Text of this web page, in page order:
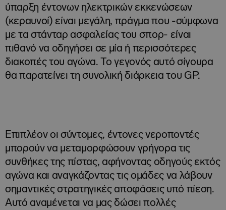
ύπαρξη έντονων ηλεκτρικών εκκενώσεων
(κεραυνοί) είναι μεγάλη, πράγμα που -σύμφωνα
με τα στάνταρ ασφαλείας του σπορ- είναι
πιθανό να οδηγήσει σε μία ή περισσότερες
διακοπές του αγώνα. Το γεγονός αυτό σίγουρα
θα παρατείνει τη συνολική διάρκεια του GP.
Επιπλέον οι σύντομες, έντονες νεροποντές
μπορούν να μεταμορφώσουν γρήγορα τις
συνθήκες της πίστας, αφήνοντας οδηγούς εκτός
αγώνα και αναγκάζοντας τις ομάδες να λάβουν
σημαντικές στρατηγικές αποφάσεις υπό πίεση.
Αυτό αναμένεται να μας δώσει πολλές